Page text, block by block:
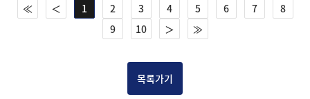
≪ ＜ 1 2 3 4 5 6 7
8
9
10 ＞ ≫
목록가기